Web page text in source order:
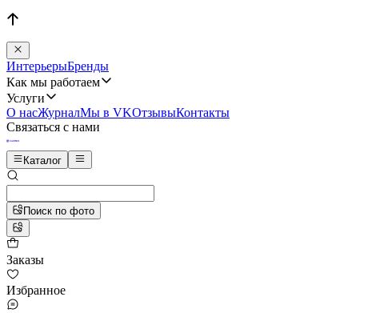
ИнтерьерыБренды
Как мы работаем
Услуги
О насЖурналМы в VKОтзывыКонтакты
Связаться с нами
Каталог
Поиск по фото
Заказы
Избранное